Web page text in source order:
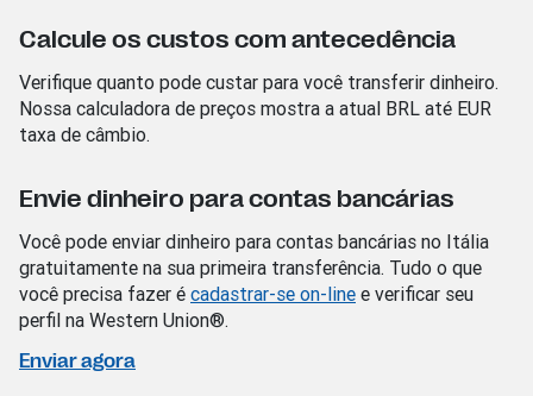
Calcule os custos com antecedência
Verifique quanto pode custar para você transferir dinheiro.
Nossa calculadora de preços mostra a atual BRL até EUR
taxa de câmbio.
Envie dinheiro para contas bancárias
Você pode enviar dinheiro para contas bancárias no Itália
gratuitamente na sua primeira transferência. Tudo o que
você precisa fazer é cadastrar-se on-line e verificar seu
perfil na Western Union®.
Enviar agora